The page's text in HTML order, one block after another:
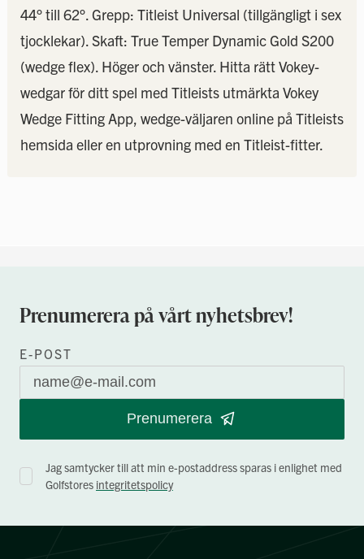
44° till 62°. Grepp: Titleist Universal (tillgängligt i sex
tjocklekar). Skaft: True Temper Dynamic Gold S200
(wedge flex). Höger och vänster. Hitta rätt Vokey-
wedgar för ditt spel med Titleists utmärkta Vokey
Wedge Fitting App, wedge-väljaren online på Titleists
hemsida eller en utprovning med en Titleist-fitter.
Prenumerera på vårt nyhetsbrev!
E-POST
Prenumerera
Jag samtycker till att min e-postaddress sparas i enlighet med
Golfstores integritetspolicy